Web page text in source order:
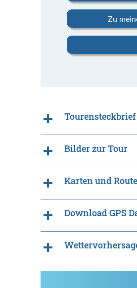
Zu
Bilder zur Tour
Karten und
Download GPS